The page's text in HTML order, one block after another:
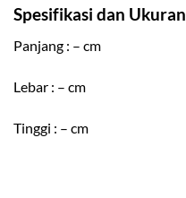
Spesifikasi dan Ukuran
Panjang : – cm
Lebar : – cm
Tinggi : – cm